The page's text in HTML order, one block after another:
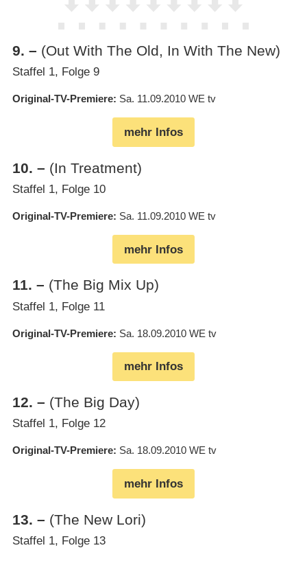
9. – (Out With The Old, In With The New)
Staffel 1, Folge 9
Original-TV-Premiere Sa. 11.09.2010 WE tv
mehr Infos
10. – (In Treatment)
Staffel 1, Folge 10
Original-TV-Premiere Sa. 11.09.2010 WE tv
mehr Infos
11. – (The Big Mix Up)
Staffel 1, Folge 11
Original-TV-Premiere Sa. 18.09.2010 WE tv
mehr Infos
12. – (The Big Day)
Staffel 1, Folge 12
Original-TV-Premiere Sa. 18.09.2010 WE tv
mehr Infos
13. – (The New Lori)
Staffel 1, Folge 13